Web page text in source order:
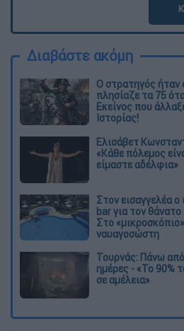
Διαβάστε ακόμη
O στρατηγός ήταν
πλησίαζε τα 75
Εκείνος που
Ιστορίας!
Ελισάβετ
«Κάθε πόλεμος
είμαστε αδέλφια»
Στον εισαγγελέα
bar για τον
Στο
ναυαγοσώστη
Τουρνάς: Πάνω
ημέρες - «Το 90%
σε αμέλεια»